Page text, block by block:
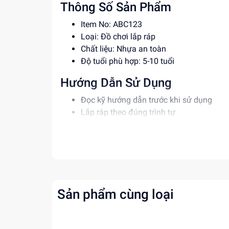
Thông Số Sản Phẩm
Item No: ABC123
Loại: Đồ chơi lắp ráp
Chất liệu: Nhựa an toàn
Độ tuổi phù hợp: 5-10 tuổi
Hướng Dẫn Sử Dụng
Đọc kỹ hướng dẫn trước khi sử dụng
Lắp ráp theo đúng trình tự
Giúp bé tự tin hơn
Sản phẩm cùng loại